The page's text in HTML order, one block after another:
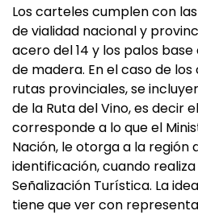
Los carteles cumplen con
de vialidad nacional y
acero del 14 y los palos base
de madera. En el caso de
rutas provinciales, se
de la Ruta del Vino, es decir
corresponde a lo que el
Nación, le otorga a la región
identificación, cuando
Señalización Turística. La
tiene que ver con